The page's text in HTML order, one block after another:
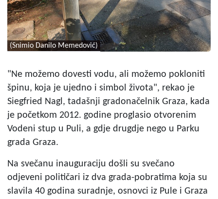
(Snimio Danilo Memedović)
"Ne možemo dovesti vodu, ali možemo pokloniti
špinu, koja je ujedno i simbol života", rekao je
Siegfried Nagl, tadašnji gradonačelnik Graza, kada
je početkom 2012. godine proglasio otvorenim
Vodeni stup u Puli, a gdje drugdje nego u Parku
grada Graza.
Na svečanu inauguraciju došli su svečano
odjeveni političari iz dva grada-pobratima koja su
slavila 40 godina suradnje, osnovci iz Pule i Graza